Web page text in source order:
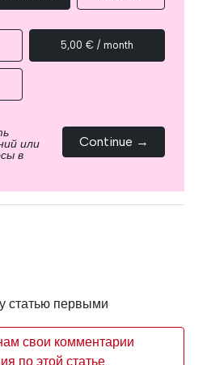
5,00 € / month
или
в
Continue →
статью первыми
свои комментарии
по этой статье.